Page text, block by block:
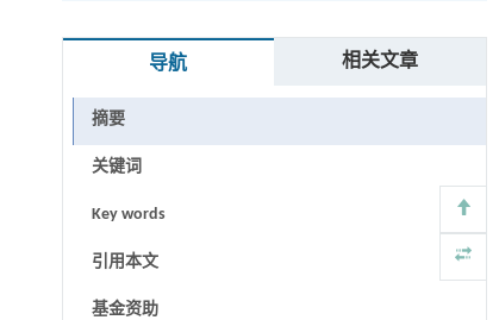
导航 相关文章
摘要
关键词
Key words
引用本文
基金资助